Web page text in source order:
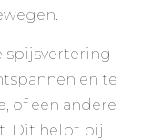
spijsvertering
en te
of een andere
Dit helpt bij